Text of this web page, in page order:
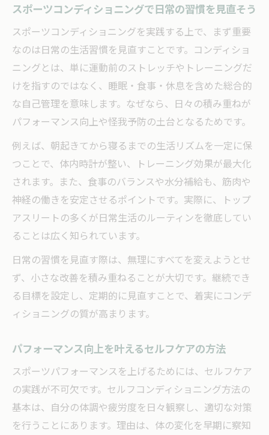
スポーツコンディショニングで日常の習慣を見直そう
スポーツコンディショニングを実践する上で、まず重要
なのは日常の生活習慣を見直すことです。コンディショ
ニングとは、単に運動前のストレッチやトレーニングだ
けを指すのではなく、睡眠・食事・休息を含めた総合的
な自己管理を意味します。なぜなら、日々の積み重ねが
パフォーマンス向上や怪我予防の土台となるためです。
例えば、朝起きてから寝るまでの生活リズムを一定に保
つことで、体内時計が整い、トレーニング効果が最大化
されます。また、食事のバランスや水分補給も、筋肉や
神経の働きを安定させるポイントです。実際に、トップ
アスリートの多くが日常生活のルーティンを徹底してい
ることは広く知られています。
日常の習慣を見直す際は、無理にすべてを変えようとせ
ず、小さな改善を積み重ねることが大切です。継続でき
る目標を設定し、定期的に見直すことで、着実にコンデ
ィショニングの質が高まります。
パフォーマンス向上を叶えるセルフケアの方法
スポーツパフォーマンスを上げるためには、セルフケア
の実践が不可欠です。セルフコンディショニング方法の
基本は、自分の体調や疲労度を日々観察し、適切な対策
を行うことにあります。理由は、体の変化を早期に察知